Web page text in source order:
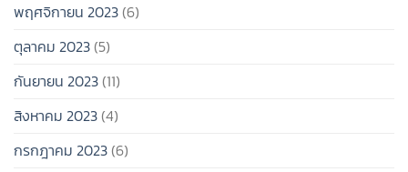
พฤศจิกายน 2023(6)
ตุลาคม 2023(5)
กันยายน 2023(11)
สิงหาคม 2023(4)
กรกฎาคม 2023(6)